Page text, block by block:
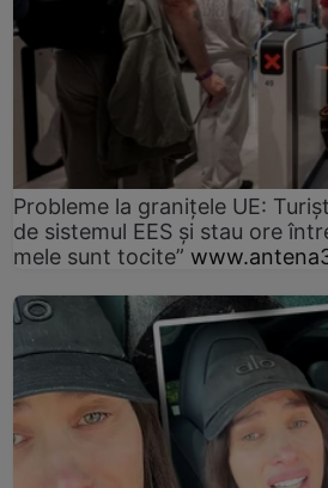
Probleme la granițele UE:
de sistemul EES și stau ore
mele sunt tocite”